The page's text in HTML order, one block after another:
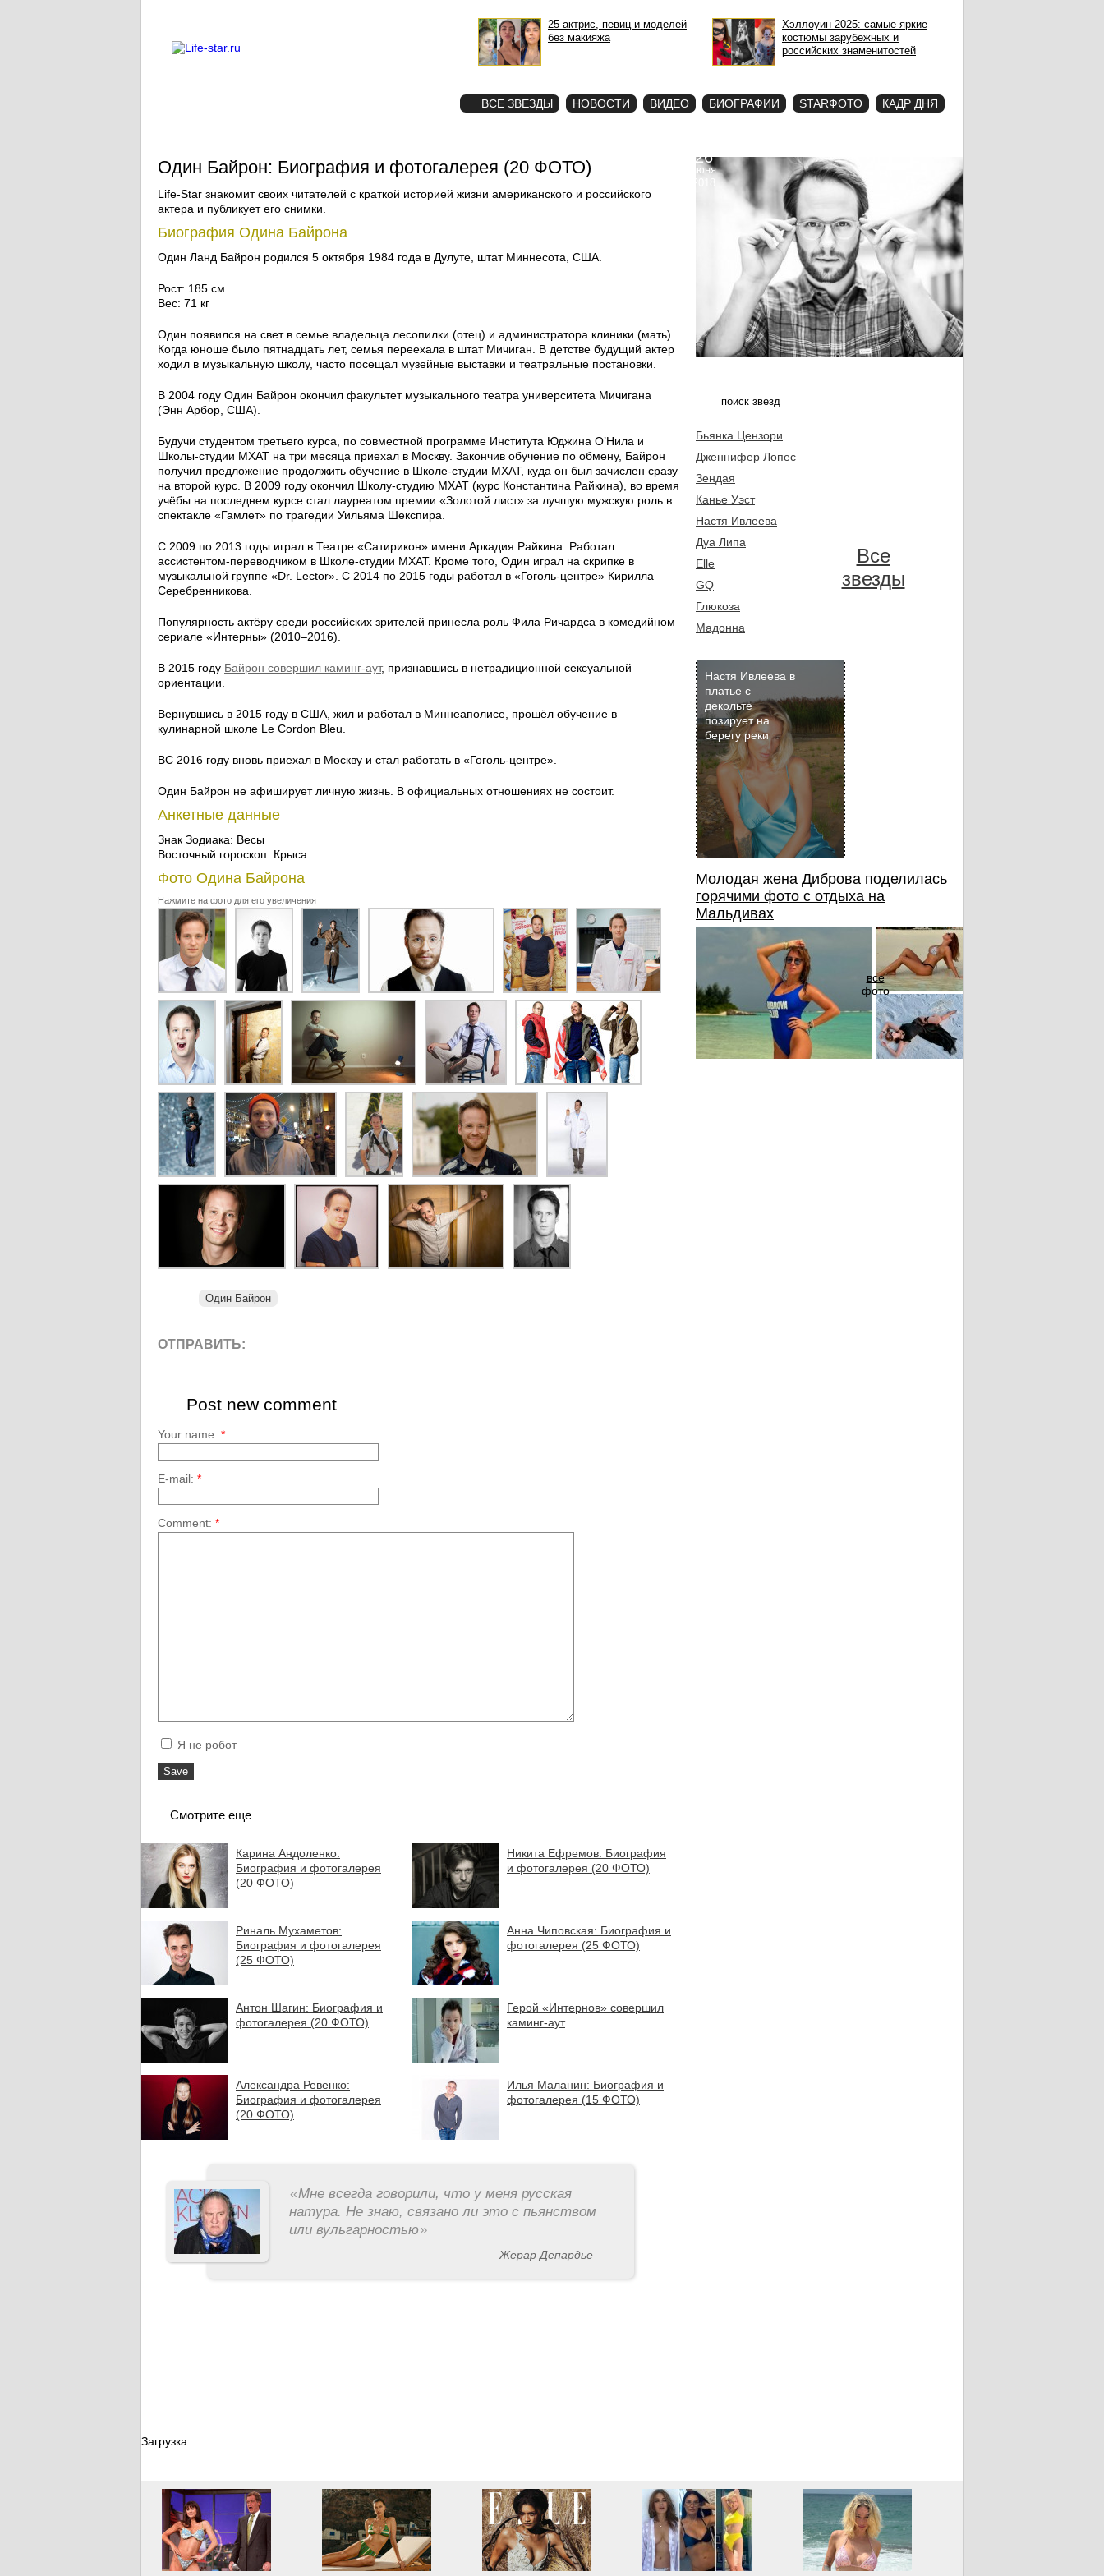
25 актрис, певиц и моделей
без макияжа
Хэллоуин 2025: самые яркие
костюмы зарубежных и
российских знаменитостей
ВСЕ ЗВЕЗДЫ НОВОСТИ ВИДЕО БИОГРАФИИ STARФОТО КАДР ДНЯ
Один Байрон: Биография и фотогалерея (20 ФОТО)
Life-Star знакомит своих читателей с краткой историей жизни американского и российского
актера и публикует его снимки.
Биография Одина Байрона
Один Ланд Байрон родился 5 октября 1984 года в Дулуте, штат Миннесота, США.
Рост: 185 см
Вес: 71 кг
Один появился на свет в семье владельца лесопилки (отец) и администратора клиники (мать).
Когда юноше было пятнадцать лет, семья переехала в штат Мичиган. В детстве будущий актер
ходил в музыкальную школу, часто посещал музейные выставки и театральные постановки.
В 2004 году Один Байрон окончил факультет музыкального театра университета Мичигана
(Энн Арбор, США).
Будучи студентом третьего курса, по совместной программе Института Юджина О’Нила и
Школы-студии МХАТ на три месяца приехал в Москву. Закончив обучение по обмену, Байрон
получил предложение продолжить обучение в Школе-студии МХАТ, куда он был зачислен сразу
на второй курс. В 2009 году окончил Школу-студию МХАТ (курс Константина Райкина), во время
учёбы на последнем курсе стал лауреатом премии «Золотой лист» за лучшую мужскую роль в
спектакле «Гамлет» по трагедии Уильяма Шекспира.
С 2009 по 2013 годы играл в Театре «Сатирикон» имени Аркадия Райкина. Работал
ассистентом-переводчиком в Школе-студии МХАТ. Кроме того, Один играл на скрипке в
музыкальной группе «Dr. Lector». С 2014 по 2015 годы работал в «Гоголь-центре» Кирилла
Серебренникова.
Популярность актёру среди российских зрителей принесла роль Фила Ричардса в комедийном
сериале «Интерны» (2010–2016).
В 2015 году Байрон совершил каминг-аут, признавшись в нетрадиционной сексуальной
ориентации.
Вернувшись в 2015 году в США, жил и работал в Миннеаполисе, прошёл обучение в
кулинарной школе Le Cordon Bleu.
ВС 2016 году вновь приехал в Москву и стал работать в «Гоголь-центре».
Один Байрон не афиширует личную жизнь. В официальных отношениях не состоит.
Анкетные данные
Знак Зодиака: Весы
Восточный гороскоп: Крыса
Фото Одина Байрона
Нажмите на фото для его увеличения
Один Байрон
ОТПРАВИТЬ:
Post new comment
Your name: *
E-mail: *
Comment: *
Я не робот
Смотрите еще
Карина Андоленко:
Биография и фотогалерея
(20 ФОТО)
Никита Ефремов: Биография
и фотогалерея (20 ФОТО)
Риналь Мухаметов:
Биография и фотогалерея
(25 ФОТО)
Анна Чиповская: Биография и
фотогалерея (25 ФОТО)
Антон Шагин: Биография и
фотогалерея (20 ФОТО)
Герой «Интернов» совершил
каминг-аут
Александра Ревенко:
Биография и фотогалерея
(20 ФОТО)
Илья Маланин: Биография и
фотогалерея (15 ФОТО)
«Мне всегда говорили, что у меня русская
натура. Не знаю, связано ли это с пьянством
или вульгарностью»
– Жерар Депардье
Загрузка...
26
июня
Бьянка Цензори
Дженнифер Лопес
Зендая
Канье Уэст
Настя Ивлеева
Дуа Липа
Elle
GQ
Глюкоза
Мадонна
Все
звезды
Настя Ивлеева в
платье с
декольте
позирует на
берегу реки
Молодая жена Диброва поделилась
горячими фото с отдыха на
Мальдивах
все
фото